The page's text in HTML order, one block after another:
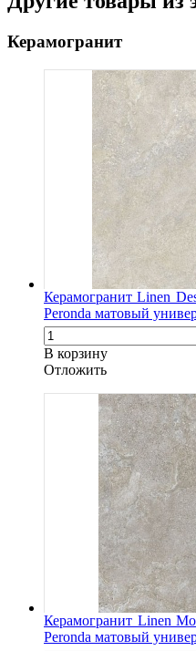
Керамогранит
Керамогранит Linen
Peronda матовый
В корзину
Oтложить
Керамогранит Linen
Peronda матовый